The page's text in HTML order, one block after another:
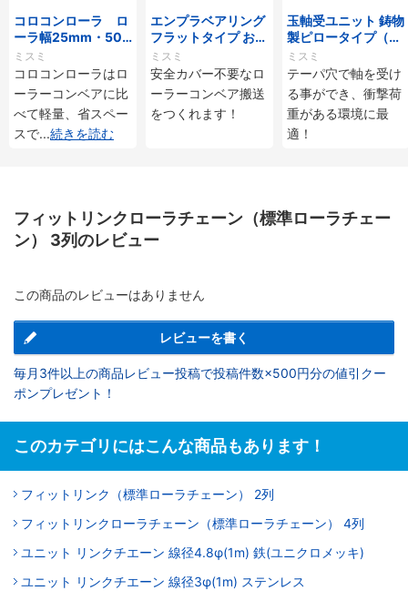
コロコンローラ ロ
ーラ幅25mm・50
mmタイプ
ミスミ
コロコンローラはロ
ーラーコンベアに比
べて軽量、省スペー
スで...続きを読む
エンプラベアリング
フラットタイプ おね
じ付
ミスミ
安全カバー不要なロ
ーラーコンベア搬送
をつくれます！
玉軸受ユニット 鋳物
製ピロータイプ（テ
ーパ穴タイプ）
ミスミ
テーパ穴で軸を受け
る事ができ、衝撃荷
重がある環境に最
適！
フィットリンクローラチェーン（標準ローラチェー
ン） 3列のレビュー
この商品のレビューはありません
レビューを書く
毎月3件以上の商品レビュー投稿で投稿件数×500円分の値引クー
ポンプレゼント！
このカテゴリにはこんな商品もあります！
フィットリンク（標準ローラチェーン） 2列
フィットリンクローラチェーン（標準ローラチェーン） 4列
ユニット リンクチエーン 線径4.8φ(1m) 鉄(ユニクロメッキ)
ユニット リンクチエーン 線径3φ(1m) ステンレス